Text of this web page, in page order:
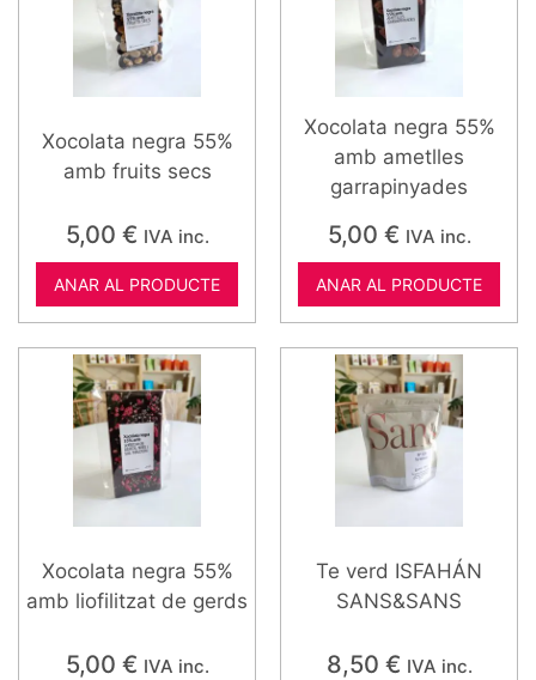
Xocolata negra 55%
amb fruits secs
5,00 € IVA inc.
ANAR AL PRODUCTE
Xocolata negra 55%
amb ametlles
garrapinyades
5,00 € IVA inc.
ANAR AL PRODUCTE
Xocolata negra 55%
amb liofilitzat de gerds
5,00 € IVA inc.
Te verd ISFAHÁN
SANS&SANS
8,50 € IVA inc.